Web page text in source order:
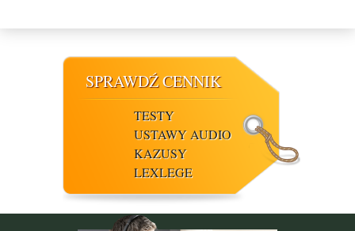
SPRAWDŹ CENNIK
TESTY
USTAWY AUDIO
KAZUSY
LEXLEGE